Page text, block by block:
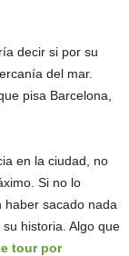
decir si por su
del mar.
pisa Barcelona,
en la ciudad, no
Si no lo
haber sacado nada
historia. Algo que
tour por